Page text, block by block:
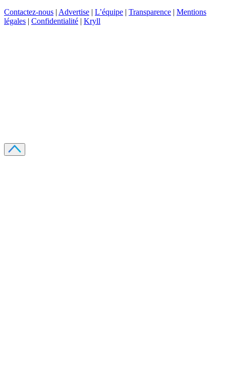
Contactez-nous | Advertise | L’équipe | Transparence | Mentions
légales | Confidentialité | Kryll